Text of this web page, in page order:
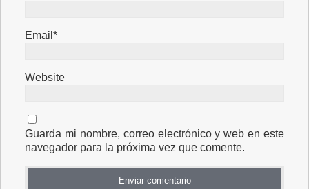
Email*
Website
Guarda mi nombre, correo electrónico y web en este
navegador para la próxima vez que comente.